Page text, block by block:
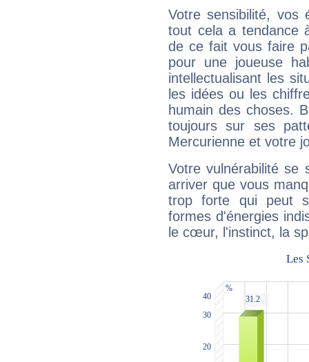
Votre sensibilité,
tout cela a tendance
de ce fait vous faire
pour une joueuse
intellectualisant les
les idées ou les
humain des choses.
toujours sur ses
Mercurienne et votre
Votre vulnérabilité se
arriver que vous
trop forte qui peut
formes d'énergies
le cœur, l'instinct, la